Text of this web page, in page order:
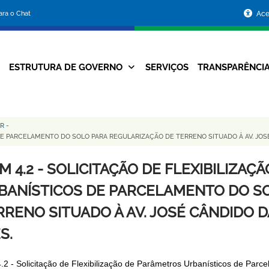
o Chat
da
Prefeitura
Horizonte
Navegação
ESTRUTURA DE GOVERNO SERVIÇOS
-
DO SOLO PARA REGULARIZAÇÃO DE TERRENO SITUADO À AV.
4.2 - SOLICITAÇÃO DE
DE PARCELAMENTO DO
SITUADO À AV. JOSÉ CÂNDIDO
- Solicitação de Flexibilização de Parâmetros Urbanísticos de